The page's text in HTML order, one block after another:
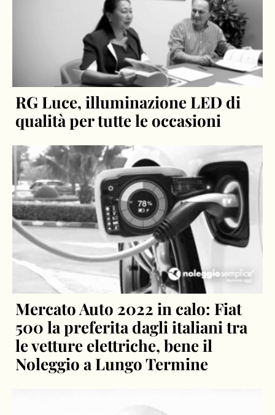
RG Luce, illuminazione LED di
qualità per tutte le occasioni
Mercato Auto 2022 in calo: Fiat
500 la preferita dagli italiani tra
le vetture elettriche, bene il
Noleggio a Lungo Termine